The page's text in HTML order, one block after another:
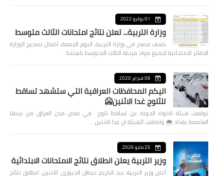
01 يوليو 2022
وزارة التربية... تعلن نتائج امتحانات الثالث متوسط
كشف مصدر في وزارة التربية، اليوم الجمعة، اكمال تصحيح الوزارة
الدفاتر الامتحانية لجميع مواد مرحلة الثالث المتوسط باستثنا…
09 فبراير 2020
اليكم المحافظات العراقية التي ستشهد تساقط
للثلوج غدا الاثنين🥶
توقعت هيئة الانواء الجوية عن تساقط ثلوج في بعض مدن العراق من بينها
العاصمة بغداد ⁦🌨️⁩ واضافت الهيئة ان غدا الاثنين …
25 مايو 2026
وزير التربية يعلن انطلاق نتائج الامتحانات الابتدائية
أعلن وزير التربية عبد الكريم عبطان الجبوري، الاثنين، انطلاق نتائج